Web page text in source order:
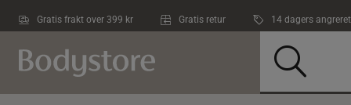
Gratis frakt over 399 kr Gratis retur 14 dagers